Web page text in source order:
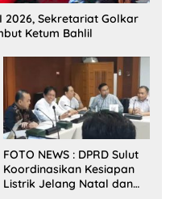
2026, Sekretariat Golkar
Ketum Bahlil
FOTO NEWS : DPRD Sulut
Koordinasikan Kesiapan
Listrik Jelang Natal dan